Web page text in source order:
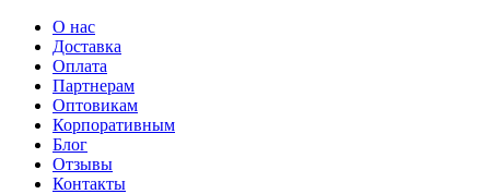
О нас
Доставка
Оплата
Партнерам
Оптовикам
Корпоративным
Блог
Отзывы
Контакты